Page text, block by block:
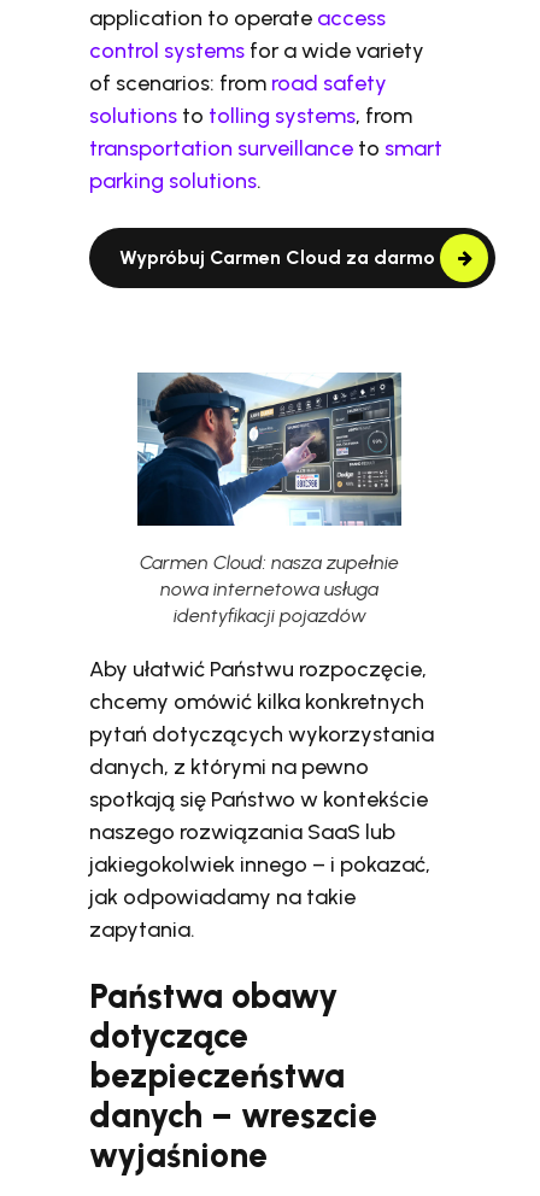
application to operate access
control systems for a wide variety
of scenarios: from road safety
solutions to tolling systems, from
transportation surveillance to smart
parking solutions.
Wypróbuj Carmen Cloud za darmo
Carmen Cloud: nasza zupełnie
nowa internetowa usługa
identyfikacji pojazdów
Aby ułatwić Państwu rozpoczęcie,
chcemy omówić kilka konkretnych
pytań dotyczących wykorzystania
danych, z którymi na pewno
spotkają się Państwo w kontekście
naszego rozwiązania SaaS lub
jakiegokolwiek innego – i pokazać,
jak odpowiadamy na takie
zapytania.
Państwa obawy
dotyczące
bezpieczeństwa
danych – wreszcie
wyjaśnione